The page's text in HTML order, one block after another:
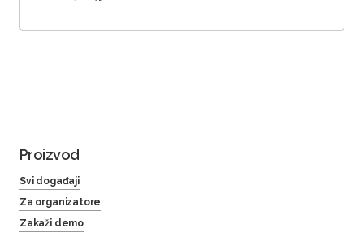
Proizvod
Svi događaji
Za organizatore
Zakaži demo